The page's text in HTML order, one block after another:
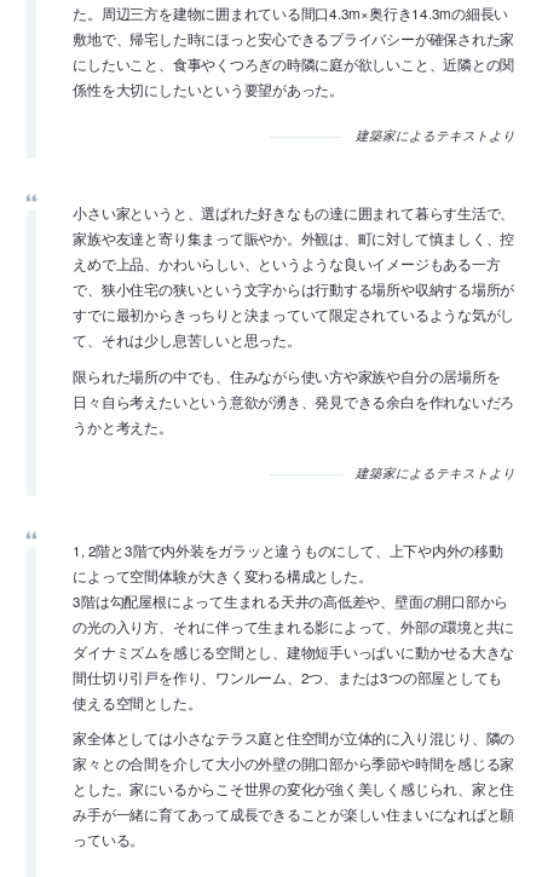
た。周辺三方を建物に囲まれている間口4.3m×奥行き14.3mの細長い
敷地で、帰宅した時にほっと安心できるプライバシーが確保された家
にしたいこと、食事やくつろぎの時隣に庭が欲しいこと、近隣との関
係性を大切にしたいという要望があった。
建築家によるテキストより
小さい家というと、選ばれた好きなもの達に囲まれて暮らす生活で、
家族や友達と寄り集まって賑やか。外観は、町に対して慎ましく、控
えめで上品、かわいらしい、というような良いイメージもある一方
で、狭小住宅の狭いという文字からは行動する場所や収納する場所が
すでに最初からきっちりと決まっていて限定されているような気がし
て、それは少し息苦しいと思った。
限られた場所の中でも、住みながら使い方や家族や自分の居場所を
日々自ら考えたいという意欲が湧き、発見できる余白を作れないだろ
うかと考えた。
建築家によるテキストより
1, 2階と3階で内外装をガラッと違うものにして、上下や内外の移動
によって空間体験が大きく変わる構成とした。
3階は勾配屋根によって生まれる天井の高低差や、壁面の開口部から
の光の入り方、それに伴って生まれる影によって、外部の環境と共に
ダイナミズムを感じる空間とし、建物短手いっぱいに動かせる大きな
間仕切り引戸を作り、ワンルーム、2つ、または3つの部屋としても
使える空間とした。
家全体としては小さなテラス庭と住空間が立体的に入り混じり、隣の
家々との合間を介して大小の外壁の開口部から季節や時間を感じる家
とした。家にいるからこそ世界の変化が強く美しく感じられ、家と住
み手が一緒に育てあって成長できることが楽しい住まいになればと願
っている。